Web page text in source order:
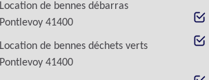
Location de bennes débarras
Pontlevoy 41400
Location de bennes déchets verts
Pontlevoy 41400